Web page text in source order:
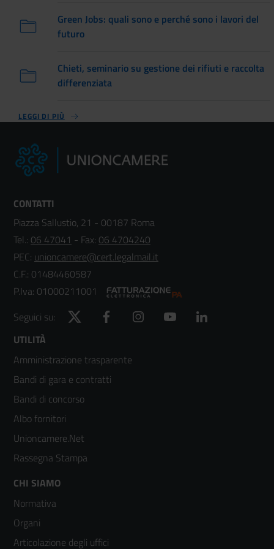
Green Jobs: quali sono e perché sono i lavori del
futuro
Chieti, seminario su gestione dei rifiuti e raccolta
differenziata
LEGGI DI PIÙ
CONTATTI
Piazza Sallustio, 21 - 00187 Roma
Tel.: 06 47041 - Fax: 06 4704240
PEC: unioncamere@cert.legalmail.it
C.F.: 01484460587
P.Iva: 01000211001
Seguici su:
Twitter Facebook Instagram YouTube
Footer
menù
colonna
2
UTILITÀ
Amministrazione trasparente
Bandi di gara e contratti
Bandi di concorso
Albo fornitori
Unioncamere.Net
Rassegna Stampa
Footer
menù
colonna
CHI SIAMO
Normativa
Organi
Articolazione degli uffici